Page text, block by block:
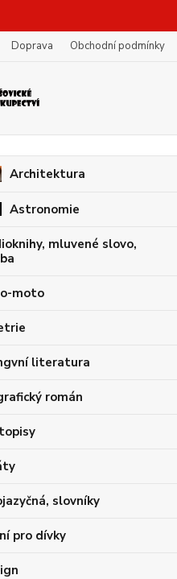
Doprava Obchodní podmínky
Architektura
Astronomie
mluvené slovo,
moto
literatura
román
slovníky
pro dívky